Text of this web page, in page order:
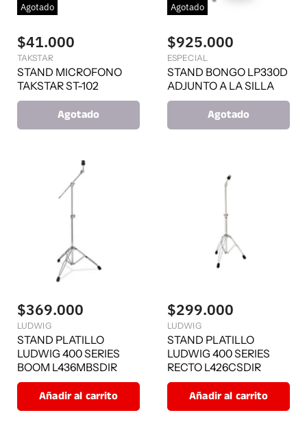
Agotado
$41.000
TAKSTAR
STAND MICROFONO
TAKSTAR ST-102
Agotado
Agotado
$925.000
ESPECIAL
STAND BONGO LP330D
ADJUNTO A LA SILLA
Agotado
$369.000
LUDWIG
STAND PLATILLO
LUDWIG 400 SERIES
BOOM L436MBSDIR
Añadir al carrito
$299.000
LUDWIG
STAND PLATILLO
LUDWIG 400 SERIES
RECTO L426CSDIR
Añadir al carrito